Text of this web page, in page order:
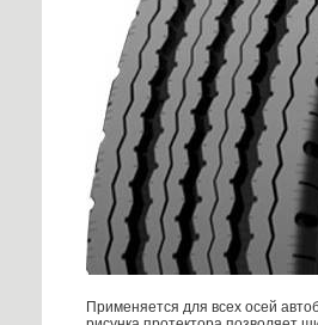
Применяется для всех осей